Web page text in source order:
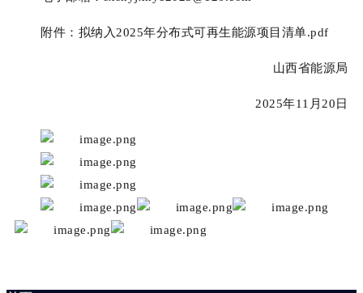
附件：拟纳入2025年分布式可再生能源项目清单.pdf
山西省能源局
2025年11月20日